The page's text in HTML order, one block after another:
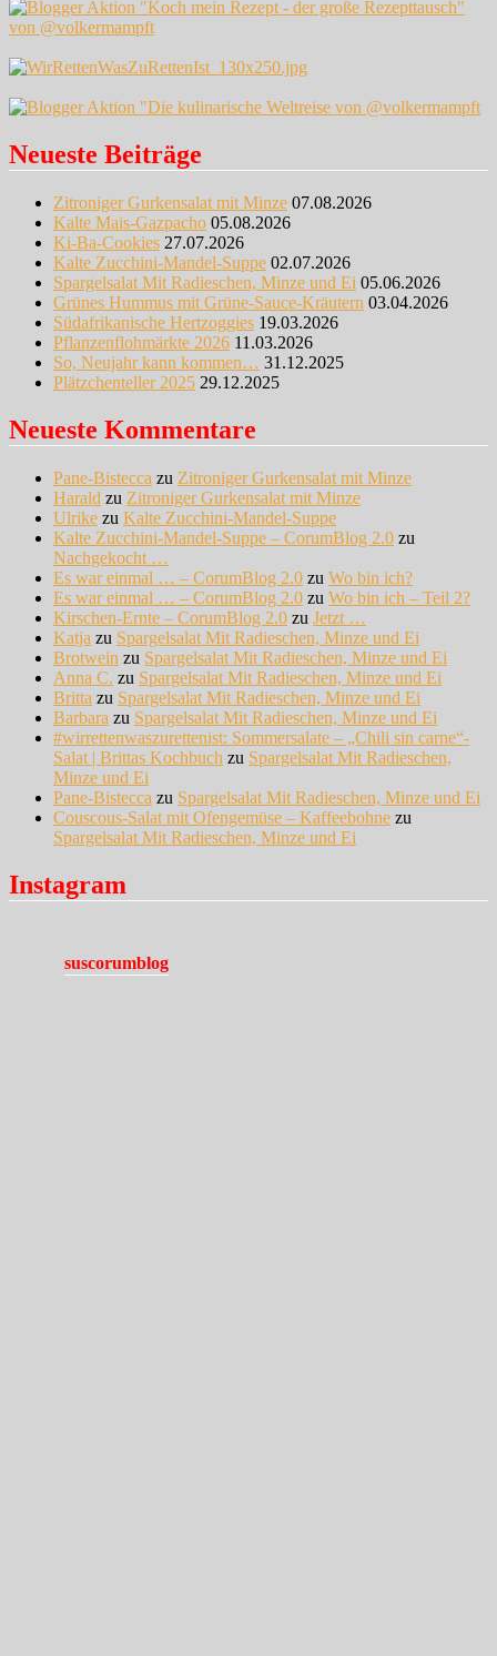
Neueste Beiträge
Zitroniger Gurkensalat mit Minze 07.08.2026
Kalte Mais-Gazpacho 05.08.2026
Ki-Ba-Cookies 27.07.2026
Kalte Zucchini-Mandel-Suppe 02.07.2026
Spargelsalat Mit Radieschen, Minze und Ei 05.06.2026
Grünes Hummus mit Grüne-Sauce-Kräutern 03.04.2026
Südafrikanische Hertzoggies 19.03.2026
Pflanzenflohmärkte 2026 11.03.2026
So, Neujahr kann kommen… 31.12.2025
Plätzchenteller 2025 29.12.2025
Neueste Kommentare
Pane-Bistecca zu Zitroniger Gurkensalat mit Minze
Harald zu Zitroniger Gurkensalat mit Minze
Ulrike zu Kalte Zucchini-Mandel-Suppe
Kalte Zucchini-Mandel-Suppe – CorumBlog 2.0 zu
Nachgekocht …
Es war einmal … – CorumBlog 2.0 zu Wo bin ich?
Es war einmal … – CorumBlog 2.0 zu Wo bin ich – Teil 2?
Kirschen-Ernte – CorumBlog 2.0 zu Jetzt …
Katja zu Spargelsalat Mit Radieschen, Minze und Ei
Brotwein zu Spargelsalat Mit Radieschen, Minze und Ei
Anna C. zu Spargelsalat Mit Radieschen, Minze und Ei
Britta zu Spargelsalat Mit Radieschen, Minze und Ei
Barbara zu Spargelsalat Mit Radieschen, Minze und Ei
#wirrettenwaszurettenist: Sommersalate – „Chili sin carne“-
Salat | Brittas Kochbuch zu Spargelsalat Mit Radieschen,
Minze und Ei
Pane-Bistecca zu Spargelsalat Mit Radieschen, Minze und Ei
Couscous-Salat mit Ofengemüse – Kaffeebohne zu
Spargelsalat Mit Radieschen, Minze und Ei
Instagram
suscorumblog